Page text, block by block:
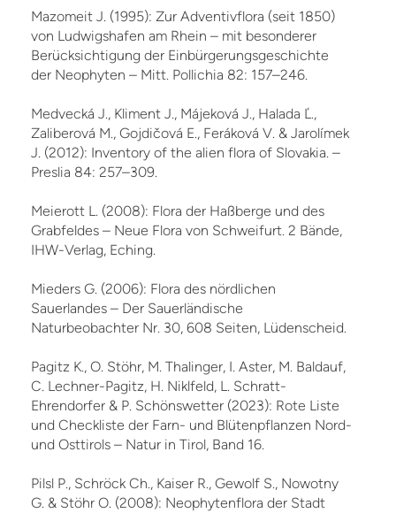
Mazomeit J. (1995): Zur Adventivflora (seit 1850)
von Ludwigshafen am Rhein – mit besonderer
Berücksichtigung der Einbürgerungsgeschichte
der Neophyten – Mitt. Pollichia 82: 157–246.
Medvecká J., Kliment J., Májeková J., Halada Ľ.,
Zaliberová M., Gojdičová E., Feráková V. & Jarolímek
J. (2012): Inventory of the alien flora of Slovakia. –
Preslia 84: 257–309.
Meierott L. (2008): Flora der Haßberge und des
Grabfeldes – Neue Flora von Schweifurt. 2 Bände,
IHW-Verlag, Eching.
Mieders G. (2006): Flora des nördlichen
Sauerlandes – Der Sauerländische
Naturbeobachter Nr. 30, 608 Seiten, Lüdenscheid.
Pagitz K., O. Stöhr, M. Thalinger, I. Aster, M. Baldauf,
C. Lechner-Pagitz, H. Niklfeld, L. Schratt-
Ehrendorfer & P. Schönswetter (2023): Rote Liste
und Checkliste der Farn- und Blütenpflanzen Nord-
und Osttirols – Natur in Tirol, Band 16.
Pilsl P., Schröck Ch., Kaiser R., Gewolf S., Nowotny
G. & Stöhr O. (2008): Neophytenflora der Stadt